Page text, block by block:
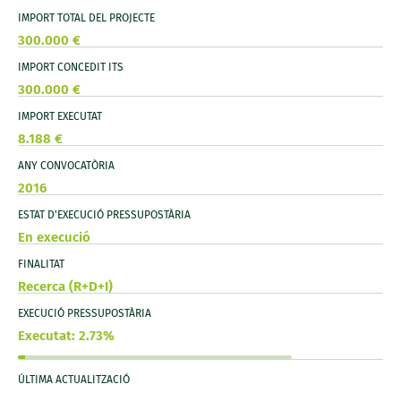
IMPORT TOTAL DEL PROJECTE
300.000 €
IMPORT CONCEDIT ITS
300.000 €
IMPORT EXECUTAT
8.188 €
ANY CONVOCATÒRIA
2016
ESTAT D'EXECUCIÓ PRESSUPOSTÀRIA
En execució
FINALITAT
Recerca (R+D+I)
EXECUCIÓ PRESSUPOSTÀRIA
Executat: 2.73%
ÚLTIMA ACTUALITZACIÓ